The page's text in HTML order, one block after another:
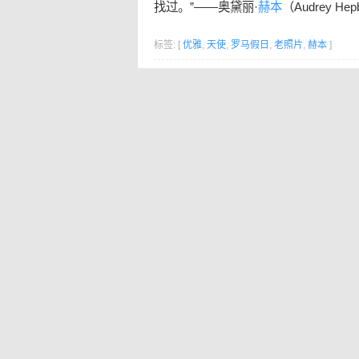
找过。”——奥黛丽·赫本 （Audrey
标签: [ 优雅, 天使, 罗马假日 , 老照片, 赫本 ]